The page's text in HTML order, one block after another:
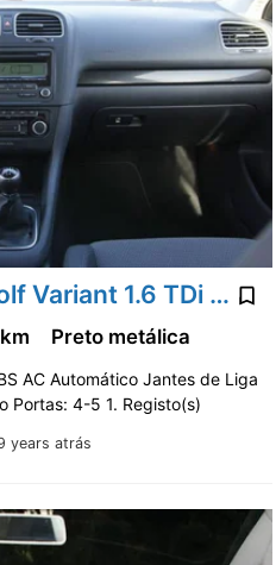
2011' Volkswagen Golf Variant 1.6 TDi Confortline
years atrás
Preto metálica
AC Automático Jantes de Liga
Portas: 4-5 1. Registo(s)